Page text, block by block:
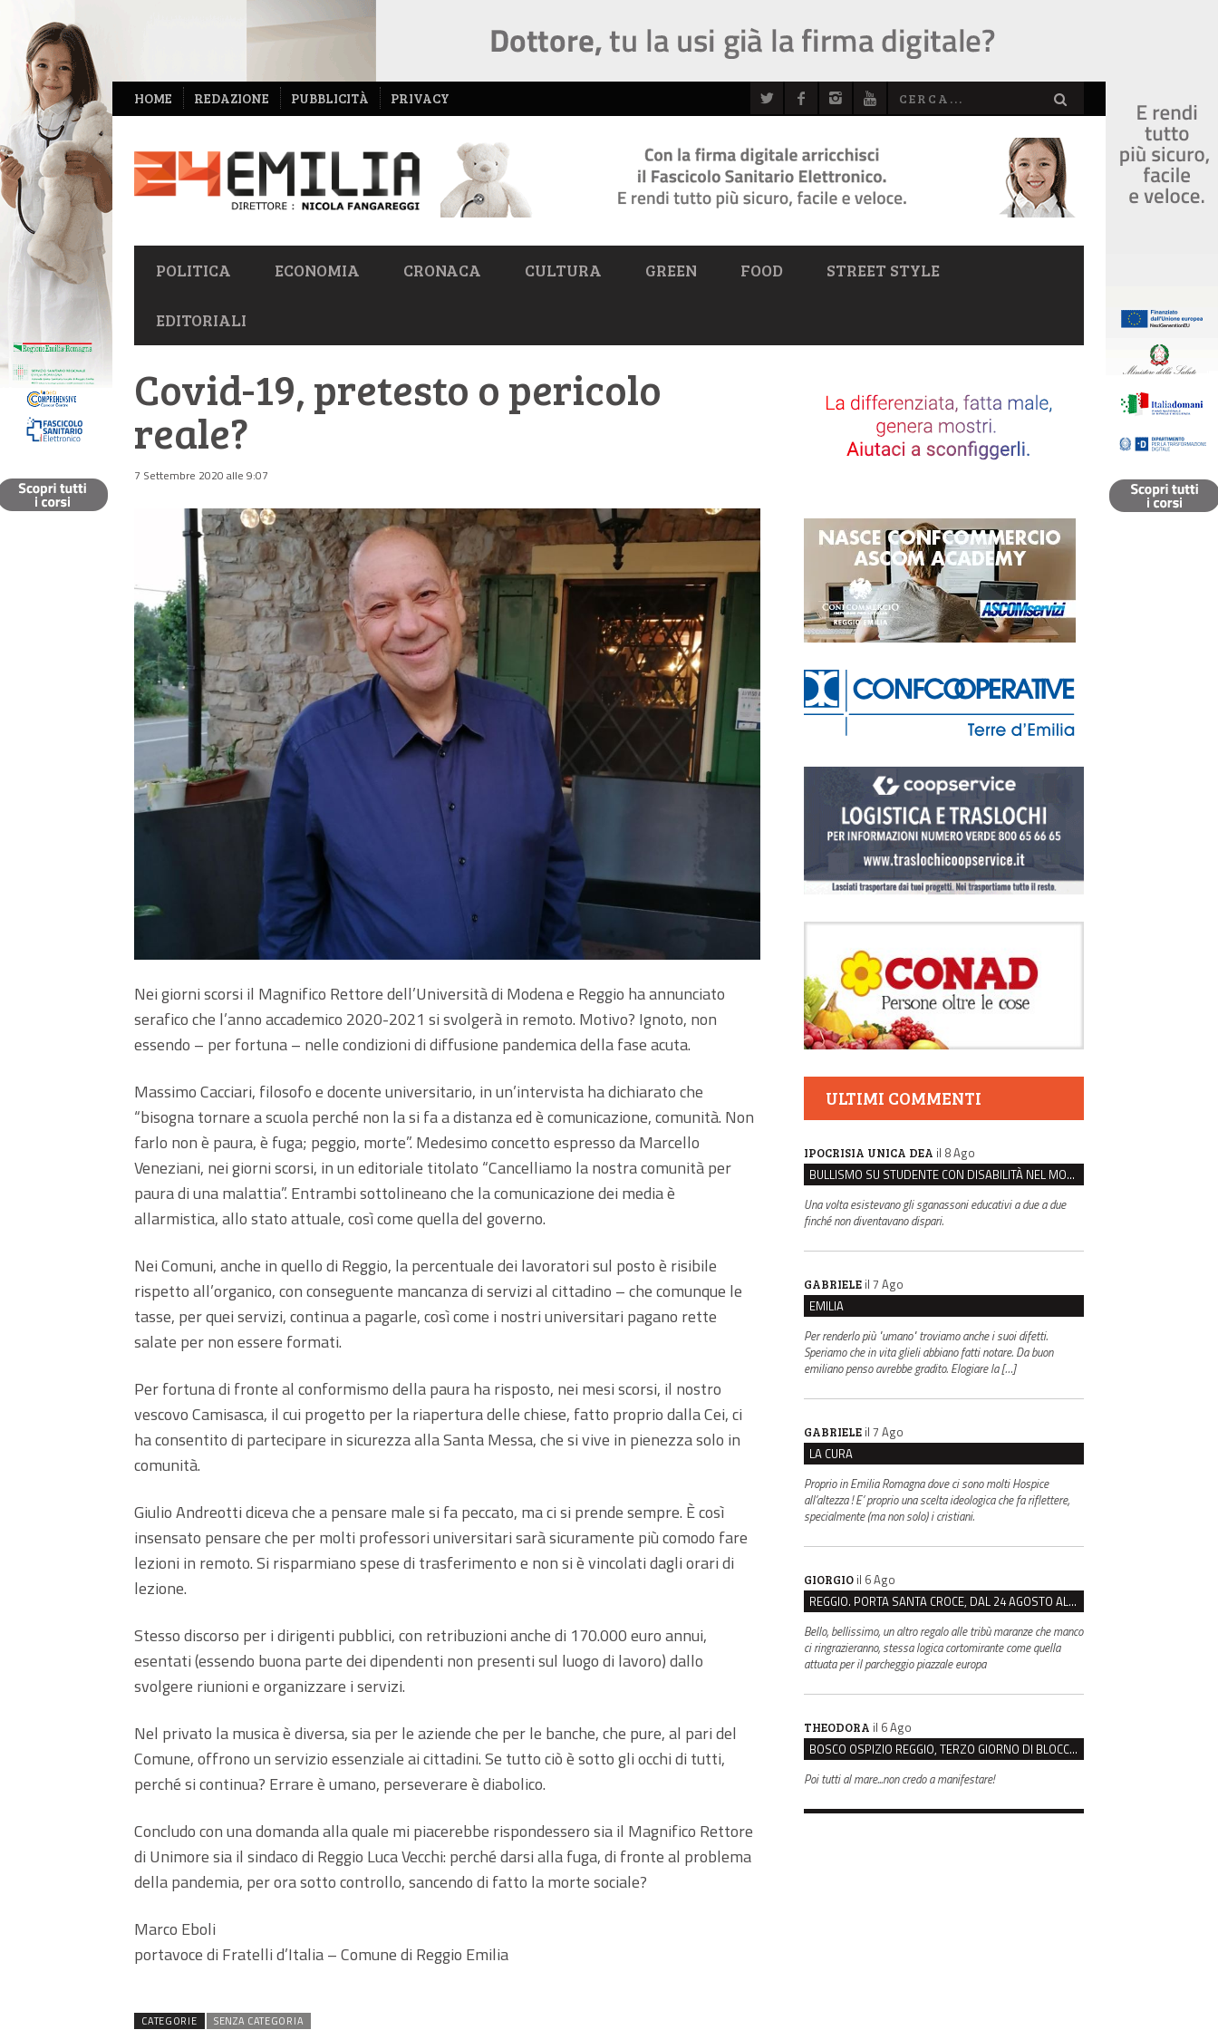
NAVIGAZIONE
SECONDARIA
HOME REDAZIONE PUBBLICITÀ PRIVACY
NAVIGAZIONE
PRIMARIA
POLITICA ECONOMIA CRONACA CULTURA GREEN FOOD STREET STYLE
EDITORIALI
Covid-19, pretesto o pericolo
reale?
7 Settembre 2020 alle 9:07
Nei giorni scorsi il Magnifico Rettore dell’Università di Modena e Reggio ha annunciato
serafico che l’anno accademico 2020-2021 si svolgerà in remoto. Motivo? Ignoto, non
essendo – per fortuna – nelle condizioni di diffusione pandemica della fase acuta.
Massimo Cacciari, filosofo e docente universitario, in un’intervista ha dichiarato che
“bisogna tornare a scuola perché non la si fa a distanza ed è comunicazione, comunità. Non
farlo non è paura, è fuga; peggio, morte”. Medesimo concetto espresso da Marcello
Veneziani, nei giorni scorsi, in un editoriale titolato “Cancelliamo la nostra comunità per
paura di una malattia”. Entrambi sottolineano che la comunicazione dei media è
allarmistica, allo stato attuale, così come quella del governo.
Nei Comuni, anche in quello di Reggio, la percentuale dei lavoratori sul posto è risibile
rispetto all’organico, con conseguente mancanza di servizi al cittadino – che comunque le
tasse, per quei servizi, continua a pagarle, così come i nostri universitari pagano rette
salate per non essere formati.
Per fortuna di fronte al conformismo della paura ha risposto, nei mesi scorsi, il nostro
vescovo Camisasca, il cui progetto per la riapertura delle chiese, fatto proprio dalla Cei, ci
ha consentito di partecipare in sicurezza alla Santa Messa, che si vive in pienezza solo in
comunità.
Giulio Andreotti diceva che a pensare male si fa peccato, ma ci si prende sempre. È così
insensato pensare che per molti professori universitari sarà sicuramente più comodo fare
lezioni in remoto. Si risparmiano spese di trasferimento e non si è vincolati dagli orari di
lezione.
Stesso discorso per i dirigenti pubblici, con retribuzioni anche di 170.000 euro annui,
esentati (essendo buona parte dei dipendenti non presenti sul luogo di lavoro) dallo
svolgere riunioni e organizzare i servizi.
Nel privato la musica è diversa, sia per le aziende che per le banche, che pure, al pari del
Comune, offrono un servizio essenziale ai cittadini. Se tutto ciò è sotto gli occhi di tutti,
perché si continua? Errare è umano, perseverare è diabolico.
Concludo con una domanda alla quale mi piacerebbe rispondessero sia il Magnifico Rettore
di Unimore sia il sindaco di Reggio Luca Vecchi: perché darsi alla fuga, di fronte al problema
della pandemia, per ora sotto controllo, sancendo di fatto la morte sociale?
Marco Eboli
portavoce di Fratelli d’Italia – Comune di Reggio Emilia
CATEGORIE
SENZA CATEGORIA
ULTIMI COMMENTI
IPOCRISIA UNICA DEA il 8 Ago
BULLISMO SU STUDENTE CON DISABILITÀ NEL MODENESE, INDAGATI DUE RAGAZZI DI 16 ANNI
Una volta esistevano gli sganassoni educativi a due a due
finché non diventavano dispari.
GABRIELE il 7 Ago
EMILIA
Per renderlo più "umano" troviamo anche i suoi difetti.
Speriamo che in vita glieli abbiano fatti notare. Da buon
emiliano penso avrebbe gradito. Elogiare la […]
GABRIELE il 7 Ago
LA CURA
Proprio in Emilia Romagna dove ci sono molti Hospice
all’altezza ! E’ proprio una scelta ideologica che fa riflettere,
specialmente (ma non solo) i cristiani.
GIORGIO il 6 Ago
REGGIO. PORTA SANTA CROCE, DAL 24 AGOSTO AL VIA IL CANTIERE PER IL NUOVO COLLETTORE FOGNARIO
Bello, bellissimo, un altro regalo alle tribù maranze che manco
ci ringrazieranno, stessa logica cortomirante come quella
attuata per il parcheggio piazzale europa
THEODORA il 6 Ago
BOSCO OSPIZIO REGGIO, TERZO GIORNO DI BLOCCO. IL COMITATO: “PRESIDIO FINO A VENERDÌ”
Poi tutti al mare...non credo a manifestare!